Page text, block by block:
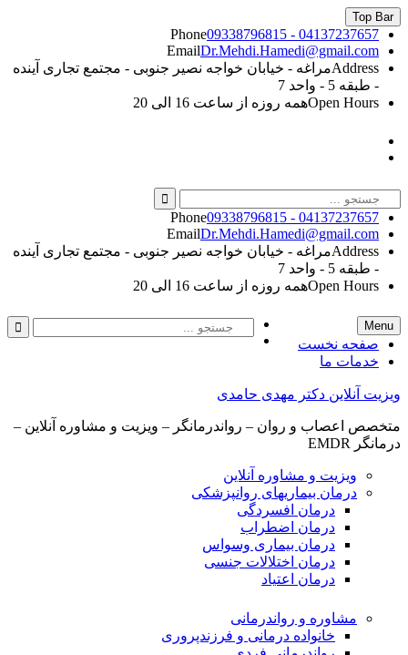
Skip
to
content
Top Bar
Phone09338796815 - 04137237657
EmailDr.Mehdi.Hamedi@gmail.com
Addressمراغه - خیابان خواجه نصیر جنوبی - مجتمع تجاری آینده
- طبقه 5 - واحد 7
Open Hoursهمه روزه از ساعت 16 الی 20
Search
for:
Phone09338796815 - 04137237657
EmailDr.Mehdi.Hamedi@gmail.com
Addressمراغه - خیابان خواجه نصیر جنوبی - مجتمع تجاری آینده
- طبقه 5 - واحد 7
Open Hoursهمه روزه از ساعت 16 الی 20
Instagram
Linkedin
Search
Search
for:
ویزیت آنلاین دکتر مهدی حامدی
متخصص اعصاب و روان – رواندرمانگر – ویزیت و مشاوره آنلاین –
درمانگر EMDR
Menu
صفحه نخست
خدمات ما
ویزیت و مشاوره آنلاین
درمان بیماریهای روانپزشکی
درمان افسردگی
درمان اضطراب
درمان بیماری وسواس
درمان اختلالات جنسی
درمان اعتیاد
مشاوره و رواندرمانی
خانواده درمانی و فرزندپروری